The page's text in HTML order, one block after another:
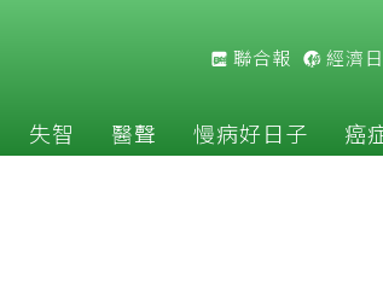
聯合報 經濟
失智 醫聲 慢病好日子 癌